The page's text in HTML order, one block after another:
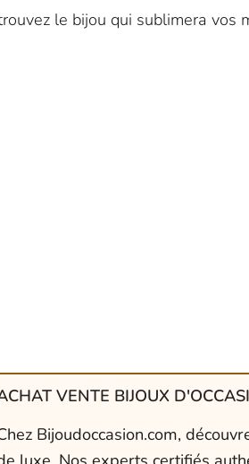
le bijou qui sublimera vos
VENTE BIJOUX
Bijoudoccasion.com,